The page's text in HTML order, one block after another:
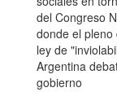
del Congreso
donde el
ley de
Argentina
gobierno